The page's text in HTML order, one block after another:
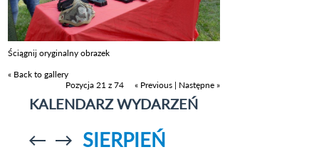
Ściągnij oryginalny obrazek
« Back to gallery
Pozycja 21 z 74
« Previous | Następne »
KALENDARZ WYDARZEŃ
Przejdź doPrzejdź do
SIERPIEŃ